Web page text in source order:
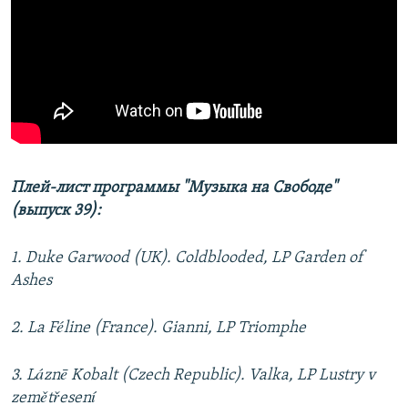
Плей-лист программы "Музыка на Свободе"
(выпуск 39):
1. Duke Garwood (UK). Coldblooded, LP Garden of
Ashes
2. La Féline (France). Gianni, LP Triomphe
3. Láznē Kobalt (Czech Republic). Valka, LP Lustry v
zemětřesení​